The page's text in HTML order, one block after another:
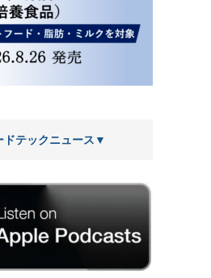
ドテックニュース▼